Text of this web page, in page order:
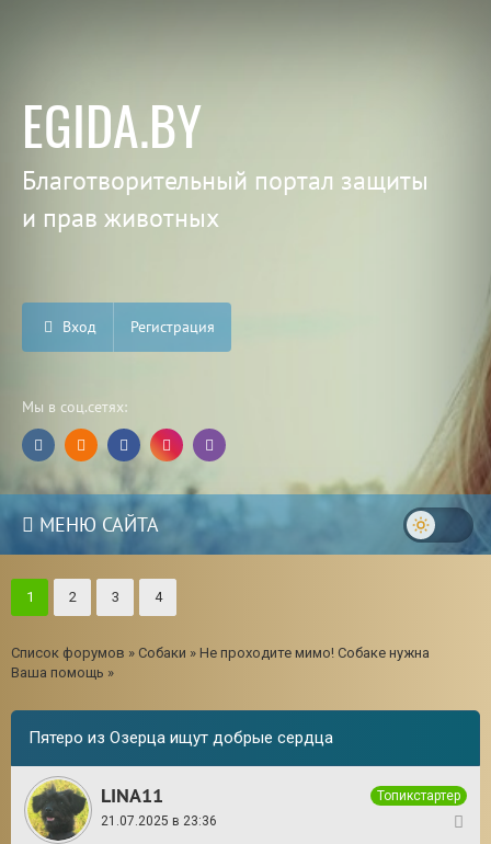
EGIDA.BY
Благотворительный портал защиты
и прав животных
Вход Регистрация
Мы в соц.сетях:
МЕНЮ САЙТА
1 2 3 4
Список форумов » Собаки » Не проходите мимо! Собаке нужна
Ваша помощь »
Пятеро из Озерца ищут добрые сердца
LINA11
Топикстартер
21.07.2025 в 23:36